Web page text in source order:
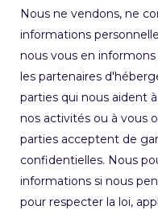
Nous ne vendons, ne
informations
nous vous en
les partenaires
parties qui nous aident
nos activités ou à vous
parties acceptent de
confidentielles. Nous
informations si nous
pour respecter la loi,